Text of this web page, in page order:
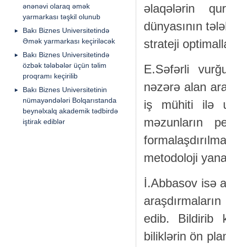
ənənəvi olaraq əmək
yarmarkası təşkil olunub
Bakı Biznes Universitetində
Əmək yarmarkası keçiriləcək
Bakı Biznes Universitetində
özbək tələbələr üçün təlim
proqramı keçirilib
Bakı Biznes Universitetinin
nümayəndələri Bolqarıstanda
beynəlxalq akademik tədbirdə
iştirak ediblər
əlaqələrin
dünyasının
strateji
E.Səfərli
nəzərə alan
iş mühiti ilə
məzunların
metodoloji
İ.Abbasov isə
edib. Bildirib
biliklərin ön